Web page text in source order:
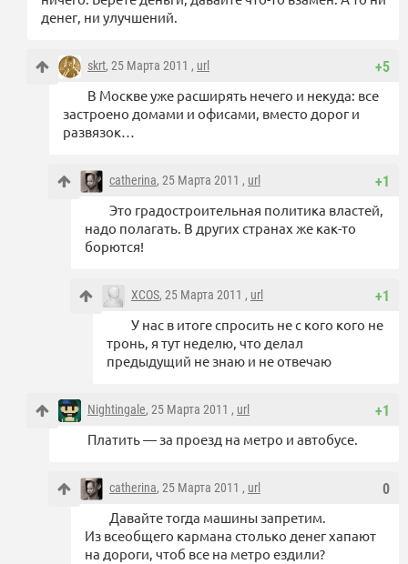
денег, ни улучшений.
+5
skrt, 25 Марта 2011 , url
В Москве уже расширять нечего и некуда: все
застроено домами и офисами, вместо дорог и
развязок…
+1
catherina, 25 Марта 2011 , url
Это градостроительная политика властей,
надо полагать. В других странах же как-то
борются!
+1
XCOS, 25 Марта 2011 , url
У нас в итоге спросить не с кого кого не
тронь, я тут неделю, что делал
предыдущий не знаю и не отвечаю
+1
Nightingale, 25 Марта 2011 , url
Платить — за проезд на метро и автобусе.
0
catherina, 25 Марта 2011 , url
Давайте тогда машины запретим.
Из всеобщего кармана столько денег хапают
на дороги, чтоб все на метро ездили?